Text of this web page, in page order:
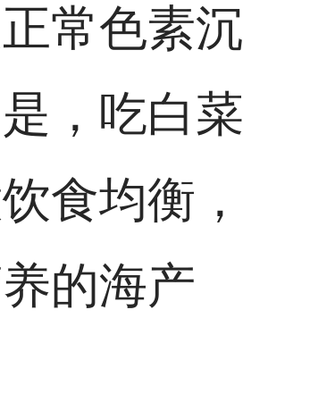
常色素沉
，吃白菜
食均衡，
的海产